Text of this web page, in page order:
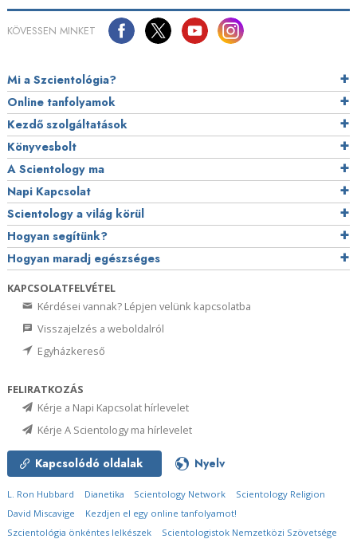
KÖVESSEN MINKET
Mi a Szcientológia?
Online tanfolyamok
Kezdő szolgáltatások
Könyvesbolt
A Scientology ma
Napi Kapcsolat
Scientology a világ körül
Hogyan segítünk?
Hogyan maradj egészséges
KAPCSOLATFELVÉTEL
Kérdései vannak? Lépjen velünk kapcsolatba
Visszajelzés a weboldalról
Egyházkereső
FELIRATKOZÁS
Kérje a Napi Kapcsolat hírlevelet
Kérje A Scientology ma hírlevelet
Kapcsolódó oldalak Nyelv
L. Ron Hubbard Dianetika Scientology Network
Scientology Religion
David Miscavige
Kezdjen el egy online tanfolyamot!
Szcientológia önkéntes lelkészek
Scientologistok Nemzetközi Szövetsége